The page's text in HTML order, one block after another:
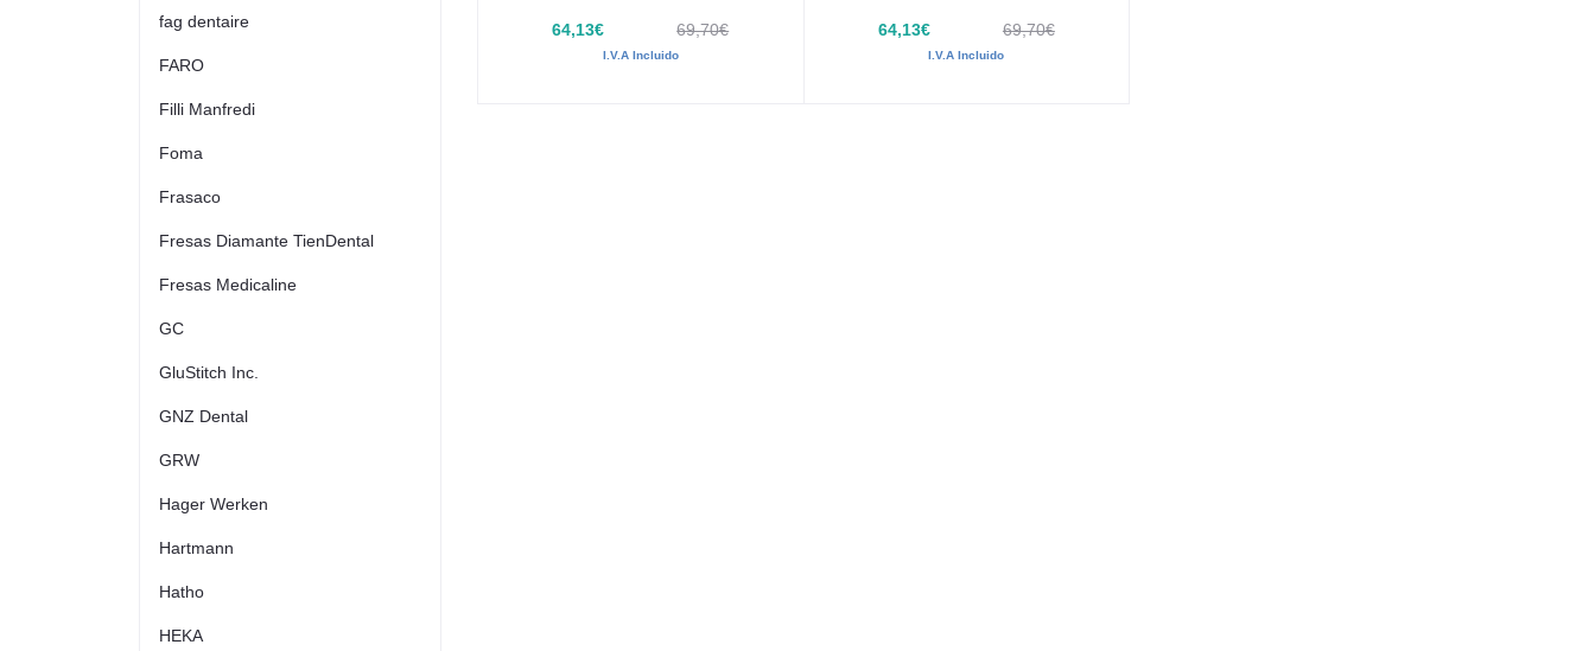
fag dentaire
FARO
Filli Manfredi
Foma
Frasaco
Fresas Diamante TienDental
Fresas Medicaline
GC
GluStitch Inc.
GNZ Dental
GRW
Hager Werken
Hartmann
Hatho
HEKA
64,13€ 69,70€
I.V.A Incluido
64,13€ 69,70€
I.V.A Incluido